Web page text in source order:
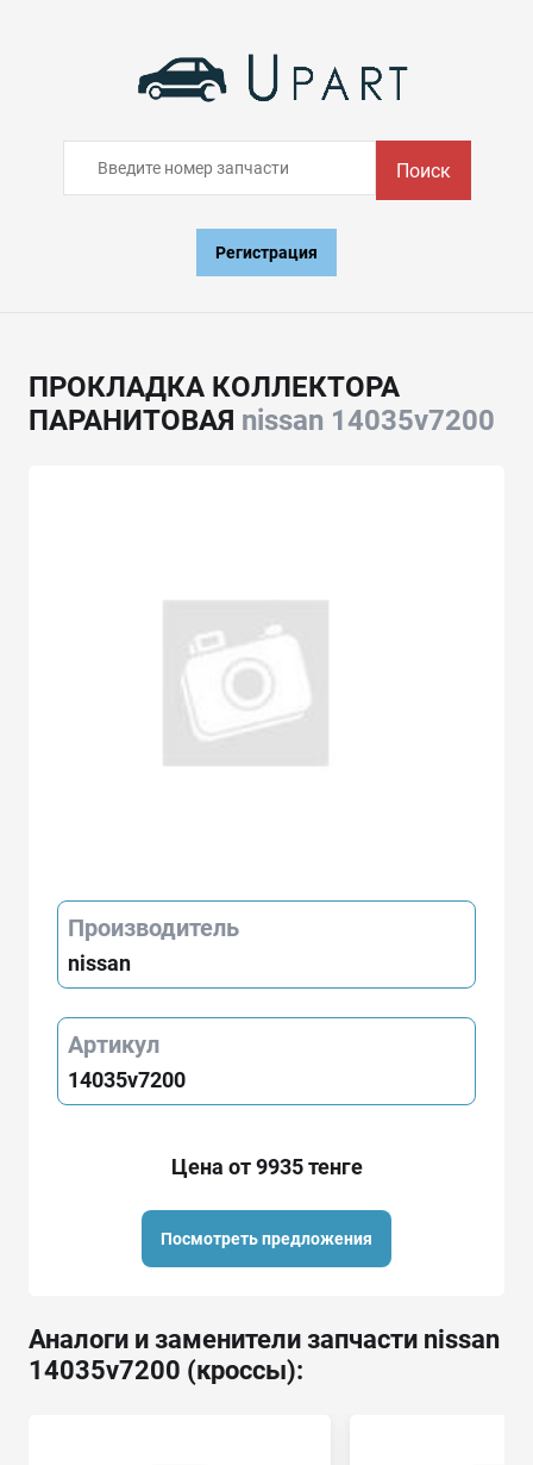
Поиск
Регистрация
ПРОКЛАДКА КОЛЛЕКТОРА
ПАРАНИТОВАЯ nissan 14035v7200
Производитель
nissan
Артикул
14035v7200
Цена от 9935 тенге
Посмотреть предложения
Аналоги и заменители запчасти nissan
14035v7200 (кроссы):